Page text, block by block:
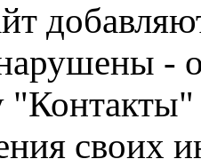
-
"Контакты"
своих